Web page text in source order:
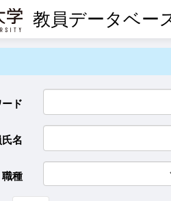
教員データベー
ド
名
職種